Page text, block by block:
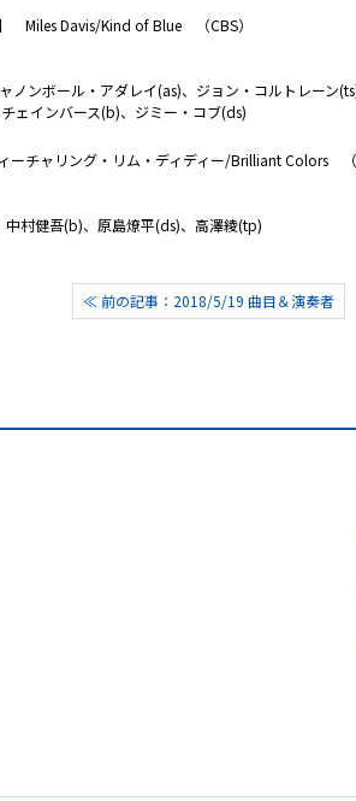
】 Miles Davis/Kind of Blue （CBS）
ンボール・アダレイ(as)、ジョン・コルトレーン
ェインバース(b)、ジミー・コブ(ds)
ィーチャリング・リム・ディディー/Brilliant
村健吾(b)、原島燎平(ds)、高澤綾(tp)
≪ 前の記事：2018/5/19 曲目＆演奏者